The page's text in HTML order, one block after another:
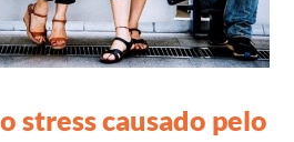
stress causado pelo